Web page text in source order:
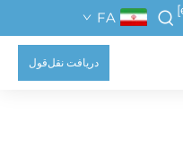
FA
دریافت نقل‌قول